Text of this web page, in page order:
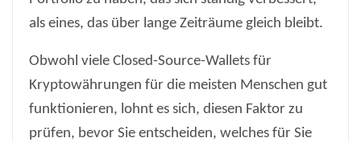
als eines, das über lange Zeiträume gleich bleibt.
Obwohl viele Closed-Source-Wallets für
Kryptowährungen für die meisten Menschen gut
funktionieren, lohnt es sich, diesen Faktor zu
prüfen, bevor Sie entscheiden, welches für Sie